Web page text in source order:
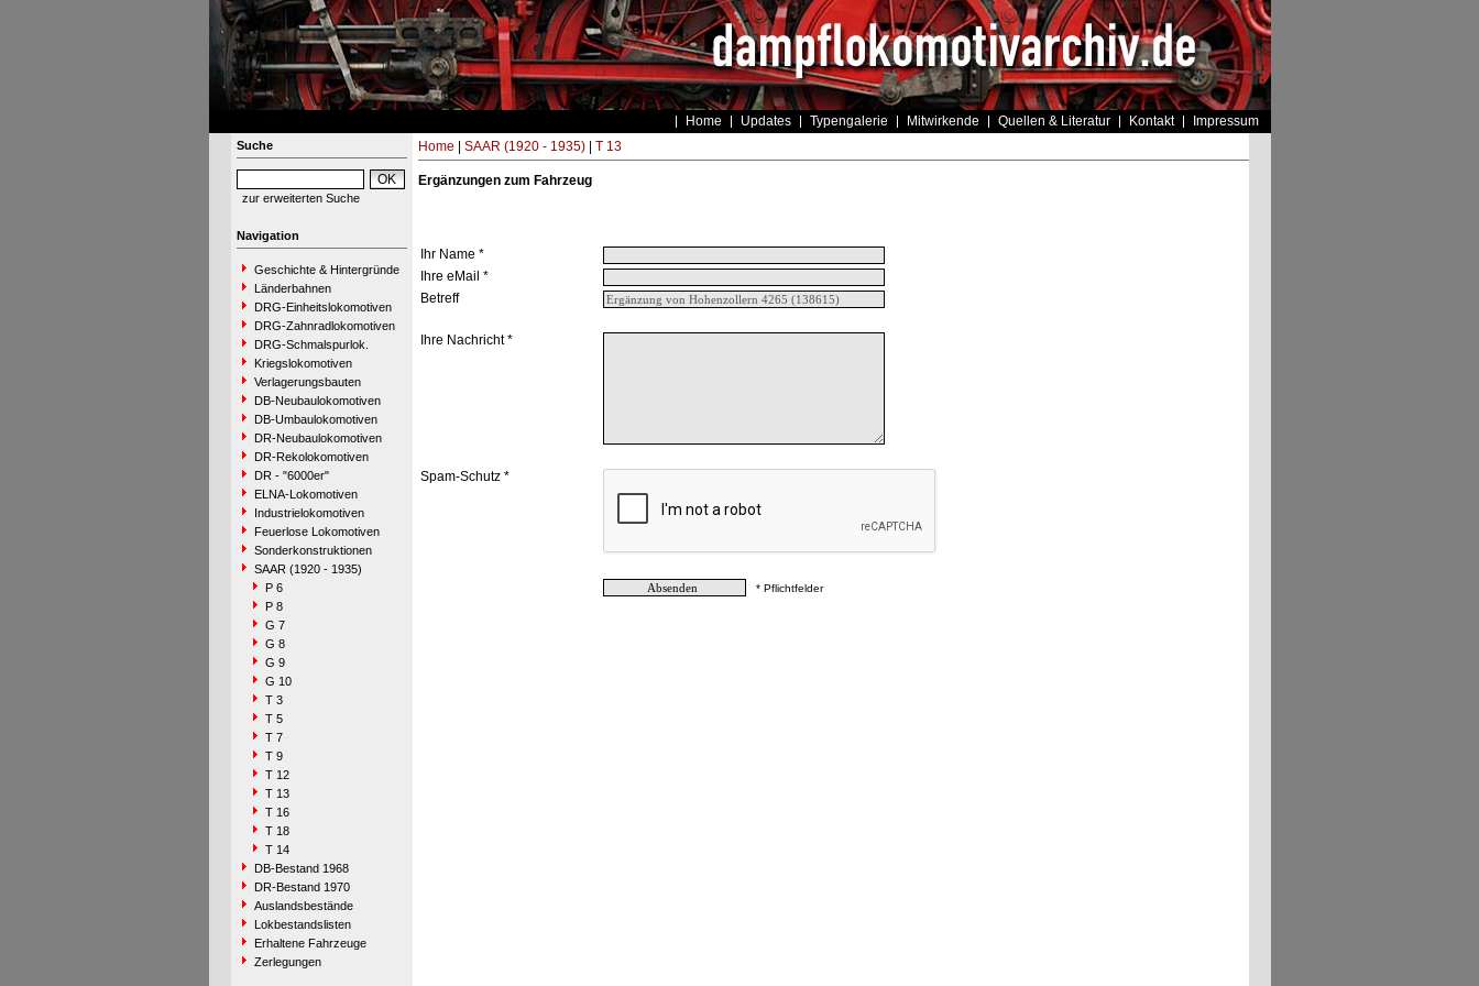
Home Updates Typengalerie Mitwirkende Quellen & Literatur Kontakt Impressum
Suche
zur erweiterten Suche
Navigation
Geschichte & Hintergründe
Länderbahnen
DRG-Einheitslokomotiven
DRG-Zahnradlokomotiven
DRG-Schmalspurlok.
Kriegslokomotiven
Verlagerungsbauten
DB-Neubaulokomotiven
DB-Umbaulokomotiven
DR-Neubaulokomotiven
DR-Rekolokomotiven
DR - "6000er"
ELNA-Lokomotiven
Industrielokomotiven
Feuerlose Lokomotiven
Sonderkonstruktionen
SAAR (1920 - 1935)
P 6
P 8
G 7
G 8
G 9
G 10
T 3
T 5
T 7
T 9
T 12
T 13
T 16
T 18
T 14
DB-Bestand 1968
DR-Bestand 1970
Auslandsbestände
Lokbestandslisten
Erhaltene Fahrzeuge
Zerlegungen
Home SAAR (1920 - 1935)| T 13
Ergänzungen zum Fahrzeug
Ihr Name *
Ihre eMail *
Betreff
Ihre Nachricht *
Spam-Schutz *
* Pflichtfelder